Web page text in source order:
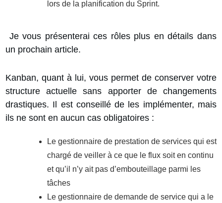
lors de la planification du Sprint.
Je vous présenterai ces rôles plus en détails dans
un prochain article.
Kanban, quant à lui, vous permet de conserver votre
structure actuelle sans apporter de changements
drastiques. Il est conseillé de les implémenter, mais
ils ne sont en aucun cas obligatoires :
Le gestionnaire de prestation de services qui est
chargé de veiller à ce que le flux soit en continu
et qu’il n’y ait pas d’embouteillage parmi les
tâches
Le gestionnaire de demande de service qui a le